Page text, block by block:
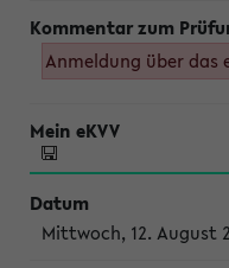
Anmeldung über das
Mittwoch, 12. August